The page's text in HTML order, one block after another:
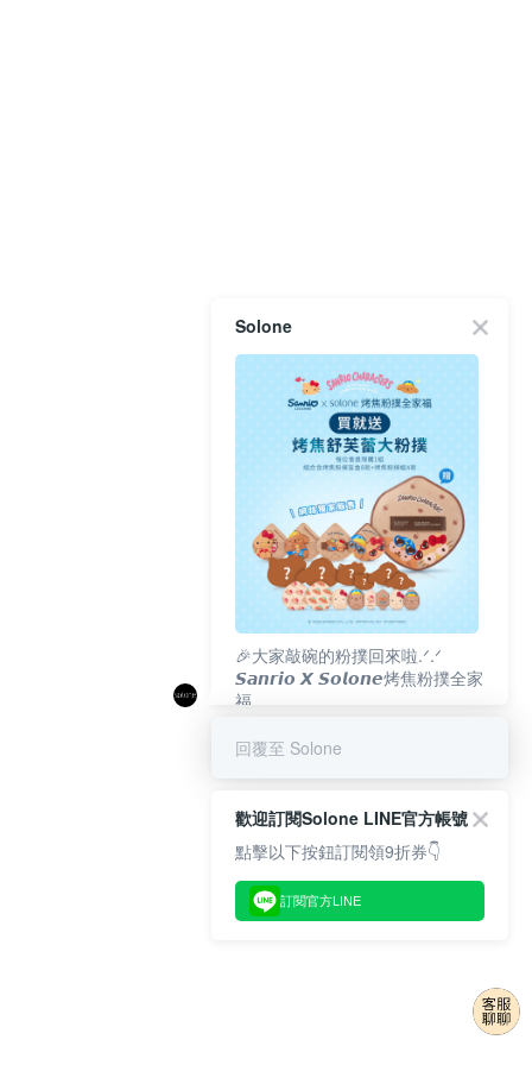
Solone
🎉大家敲碗的粉撲回來啦.ᐟ‪‪.ᐟ
𝙎𝙖𝙣𝙧𝙞𝙤 𝙓 𝙎𝙤𝙡𝙤𝙣𝙚烤焦粉撲全家
福
回覆至 Solone
歡迎訂閱Solone LINE官方帳號
點擊以下按鈕訂閱領9折券👇
訂閱官方LINE